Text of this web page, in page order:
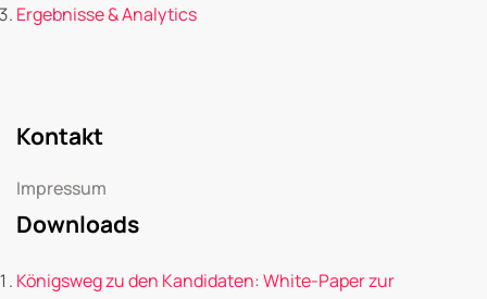
Ergebnisse & Analytics
Kontakt
Impressum
Downloads
Königsweg zu den Kandidaten: White-Paper zur